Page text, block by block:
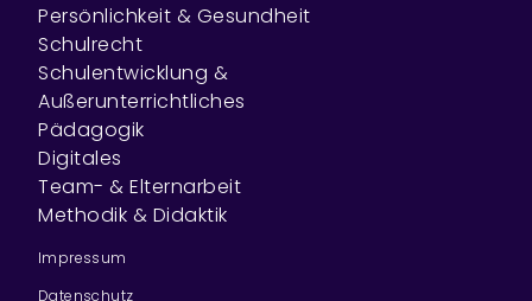
Persönlichkeit & Gesundheit
Schulrecht
Schulentwicklung &
Außerunterrichtliches
Pädagogik
Digitales
Team- & Elternarbeit
Methodik & Didaktik
Impressum
Datenschutz